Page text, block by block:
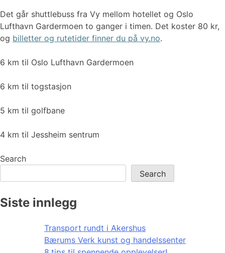
Det går shuttlebuss fra Vy mellom hotellet og Oslo
Lufthavn Gardermoen to ganger i timen. Det koster 80 kr,
og billetter og rutetider finner du på vy.no.
6 km til Oslo Lufthavn Gardermoen
6 km til togstasjon
5 km til golfbane
4 km til Jessheim sentrum
Search
Search
Siste innlegg
Transport rundt i Akershus
Bærums Verk kunst og handelssenter